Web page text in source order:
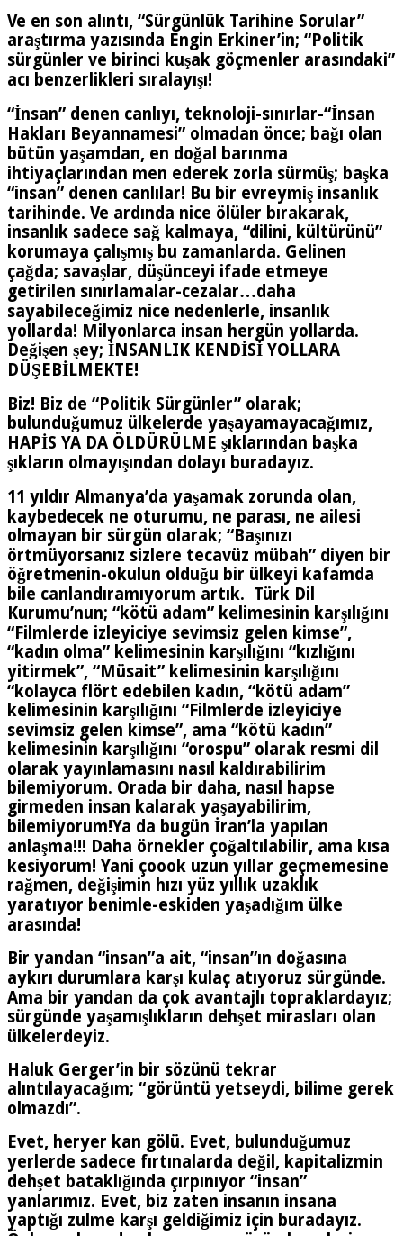
Ve en son alıntı, “Sürgünlük Tarihine Sorular”
araştırma yazısında Engin Erkiner’in; “Politik
sürgünler ve birinci kuşak göçmenler arasındaki”
acı benzerlikleri sıralayışı!
“İnsan” denen canlıyı, teknoloji-sınırlar-“İnsan
Hakları Beyannamesi” olmadan önce; bağı olan
bütün yaşamdan, en doğal barınma
ihtiyaçlarından men ederek zorla sürmüş; başka
“insan” denen canlılar! Bu bir evreymiş insanlık
tarihinde. Ve ardında nice ölüler bırakarak,
insanlık sadece sağ kalmaya, “dilini, kültürünü”
korumaya çalışmış bu zamanlarda. Gelinen
çağda; savaşlar, düşünceyi ifade etmeye
getirilen sınırlamalar-cezalar…daha
sayabileceğimiz nice nedenlerle, insanlık
yollarda! Milyonlarca insan hergün yollarda.
Değişen şey; İNSANLIK KENDİSİ YOLLARA
DÜŞEBİLMEKTE!
Biz! Biz de “Politik Sürgünler” olarak;
bulunduğumuz ülkelerde yaşayamayacağımız,
HAPİS YA DA ÖLDÜRÜLME şıklarından başka
şıkların olmayışından dolayı buradayız.
11 yıldır Almanya’da yaşamak zorunda olan,
kaybedecek ne oturumu, ne parası, ne ailesi
olmayan bir sürgün olarak; “Başınızı
örtmüyorsanız sizlere tecavüz mübah” diyen bir
öğretmenin-okulun olduğu bir ülkeyi kafamda
bile canlandıramıyorum artık. Türk Dil
Kurumu’nun; “kötü adam” kelimesinin karşılığını
“Filmlerde izleyiciye sevimsiz gelen kimse”,
“kadın olma” kelimesinin karşılığını “kızlığını
yitirmek”, “Müsait” kelimesinin karşılığını
“kolayca flört edebilen kadın, “kötü adam”
kelimesinin karşılığını “Filmlerde izleyiciye
sevimsiz gelen kimse”, ama “kötü kadın”
kelimesinin karşılığını “orospu” olarak resmi dil
olarak yayınlamasını nasıl kaldırabilirim
bilemiyorum. Orada bir daha, nasıl hapse
girmeden insan kalarak yaşayabilirim,
bilemiyorum!Ya da bugün İran’la yapılan
anlaşma!!! Daha örnekler çoğaltılabilir, ama kısa
kesiyorum! Yani çoook uzun yıllar geçmemesine
rağmen, değişimin hızı yüz yıllık uzaklık
yaratıyor benimle-eskiden yaşadığım ülke
arasında!
Bir yandan “insan”a ait, “insan”ın doğasına
aykırı durumlara karşı kulaç atıyoruz sürgünde.
Ama bir yandan da çok avantajlı topraklardayız;
sürgünde yaşamışlıkların dehşet mirasları olan
ülkelerdeyiz.
Haluk Gerger’in bir sözünü tekrar
alıntılayacağım; “görüntü yetseydi, bilime gerek
olmazdı”.
Evet, heryer kan gölü. Evet, bulunduğumuz
yerlerde sadece fırtınalarda değil, kapitalizmin
dehşet bataklığında çırpınıyor “insan”
yanlarımız. Evet, biz zaten insanın insana
yaptığı zulme karşı geldiğimiz için buradayız.